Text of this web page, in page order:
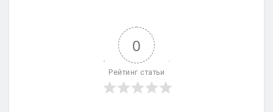
0
Рейтинг статьи